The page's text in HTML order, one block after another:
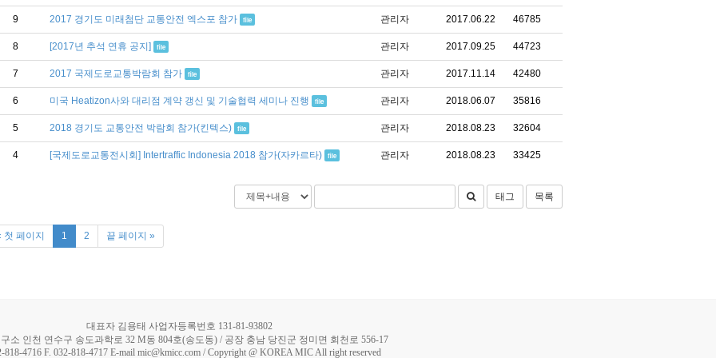
9 2017 경기도 미래첨단 교통안전 엑스포 참가 file 관리자 2017.06.22 46785
8 [2017년 추석 연휴 공지] file 관리자 2017.09.25 44723
7 2017 국제도로교통박람회 참가 file 관리자 2017.11.14 42480
6 미국 Heatizon사와 대리점 계약 갱신 및 기술협력 세미나 진행 file 관리자 2018.06.07 35816
5 2018 경기도 교통안전 박람회 참가(킨텍스) file 관리자 2018.08.23 32604
4 [국제도로교통전시회] Intertraffic Indonesia 2018 참가(자카르타) file 관리자 2018.08.23 33425
태그 목록
첫 페이지 1 2 끝 페이지 »
대표자 김용태 사업자등록번호 131-81-93802
소 인천 연수구 송도과학로 32 M동 804호(송도동) / 공장 충남 당진군 정미면 회천로 556-17
818-4716 F. 032-818-4717 E-mail mic@kmicc.com / Copyright @ KOREA MIC All right reserved